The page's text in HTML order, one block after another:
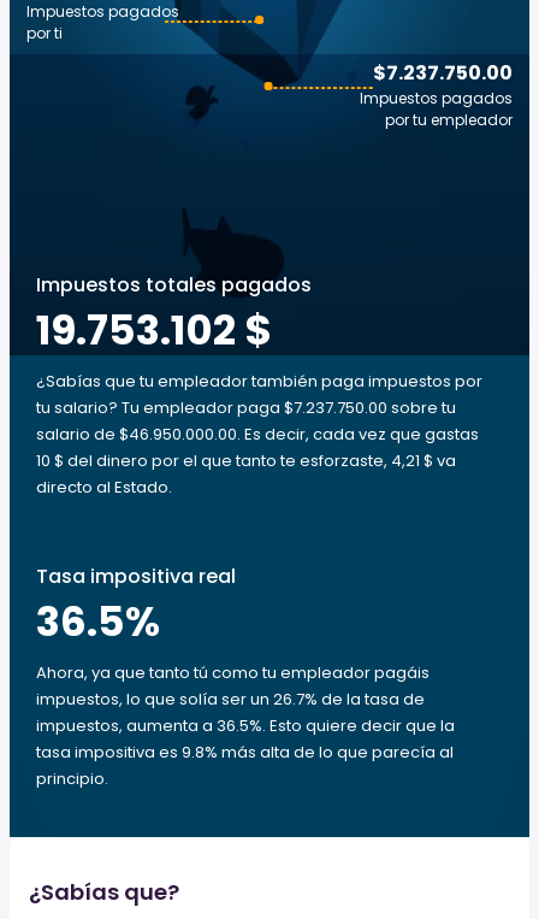
$7.237.750.00
Impuestos pagados
por tu empleador
Impuestos pagados
por ti
Impuestos totales pagados
19.753.102 $
¿Sabías que tu empleador también paga impuestos por
tu salario? Tu empleador paga $7.237.750.00 sobre tu
salario de $46.950.000.00. Es decir, cada vez que gastas
10 $ del dinero por el que tanto te esforzaste, 4,21 $ va
directo al Estado.
Tasa impositiva real
36.5%
Ahora, ya que tanto tú como tu empleador pagáis
impuestos, lo que solía ser un 26.7% de la tasa de
impuestos, aumenta a 36.5%. Esto quiere decir que la
tasa impositiva es 9.8% más alta de lo que parecía al
principio.
¿Sabías que?